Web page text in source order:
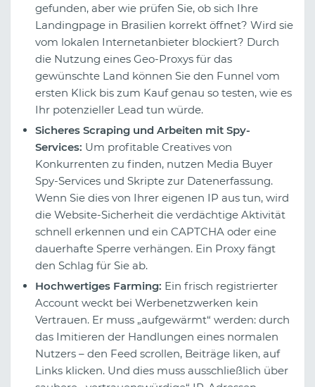
gefunden, aber wie prüfen Sie, ob sich Ihre
Landingpage in Brasilien korrekt öffnet? Wird sie
vom lokalen Internetanbieter blockiert? Durch
die Nutzung eines Geo-Proxys für das
gewünschte Land können Sie den Funnel vom
ersten Klick bis zum Kauf genau so testen, wie es
Ihr potenzieller Lead tun würde.
Sicheres Scraping und Arbeiten mit Spy-
Services: Um profitable Creatives von
Konkurrenten zu finden, nutzen Media Buyer
Spy-Services und Skripte zur Datenerfassung.
Wenn Sie dies von Ihrer eigenen IP aus tun, wird
die Website-Sicherheit die verdächtige Aktivität
schnell erkennen und ein CAPTCHA oder eine
dauerhafte Sperre verhängen. Ein Proxy fängt
den Schlag für Sie ab.
Hochwertiges Farming: Ein frisch registrierter
Account weckt bei Werbenetzwerken kein
Vertrauen. Er muss „aufgewärmt“ werden: durch
das Imitieren der Handlungen eines normalen
Nutzers – den Feed scrollen, Beiträge liken, auf
Links klicken. Und dies muss ausschließlich über